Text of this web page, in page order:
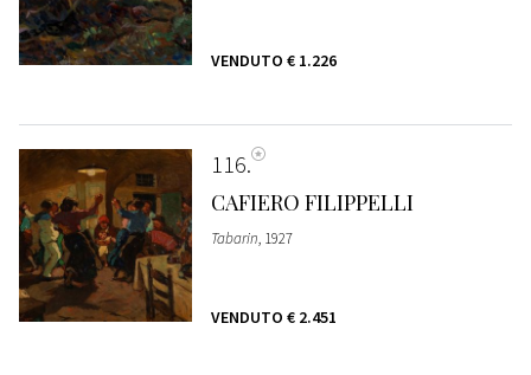
VENDUTO € 1.226
116
CAFIERO FILIPPELLI
Tabarin, 1927
VENDUTO € 2.451